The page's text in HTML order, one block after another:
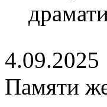
4.09.2025
Памяти